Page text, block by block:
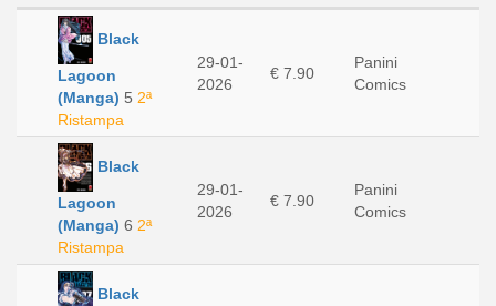
Black
Lagoon
(Manga) 5 2ª
Ristampa
29-01-
2026
€ 7.90
Panini
Comics
Black
Lagoon
(Manga) 6 2ª
Ristampa
29-01-
2026
€ 7.90
Panini
Comics
Black